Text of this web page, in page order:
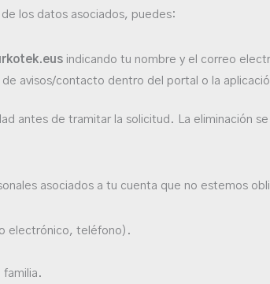
los datos asociados, puedes:
indicando tu nombre y el correo
avisos/contacto dentro del portal o la
antes de tramitar la solicitud. La eliminación
asociados a tu cuenta que no estemos
electrónico, teléfono).
familia.